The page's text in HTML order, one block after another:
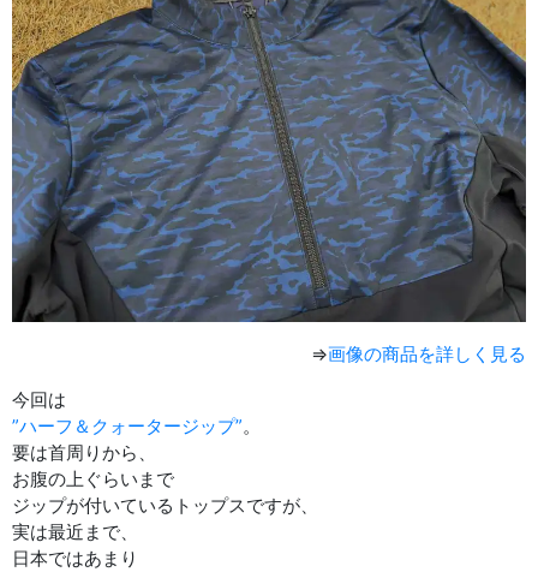
⇒画像の商品を詳しく見る
今回は
”ハーフ＆クォータージップ”。
要は首周りから、
お腹の上ぐらいまで
ジップが付いているトップスですが、
実は最近まで、
日本ではあまり